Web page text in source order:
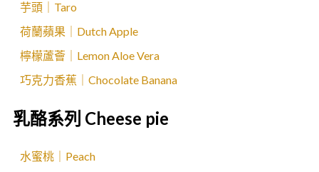
芋頭｜Taro
荷蘭蘋果｜Dutch Apple
檸檬蘆薈｜Lemon Aloe Vera
巧克力香蕉｜Chocolate Banana
乳酪系列 Cheese pie
水蜜桃｜Peach